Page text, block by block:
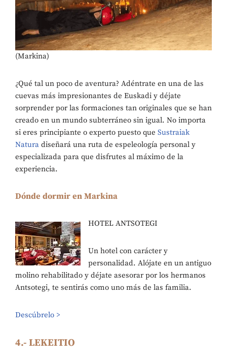
(Markina)
¿Qué tal un poco de aventura? Adéntrate en una de las
cuevas más impresionantes de Euskadi y déjate
sorprender por las formaciones tan originales que se han
creado en un mundo subterráneo sin igual. No importa
si eres principiante o experto puesto que Sustraiak
Natura diseñará una ruta de espeleología personal y
especializada para que disfrutes al máximo de la
experiencia.
Dónde dormir en Markina
HOTEL ANTSOTEGI
Un hotel con carácter y
personalidad. Alójate en un antiguo
molino rehabilitado y déjate asesorar por los hermanos
Antsotegi, te sentirás como uno más de las familia.
Descúbrelo >
4.- LEKEITIO